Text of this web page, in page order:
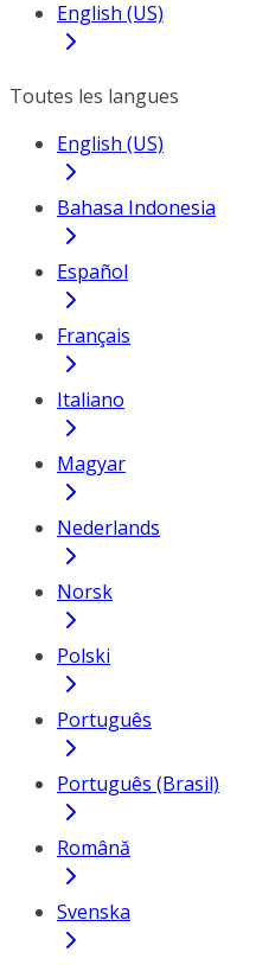
English (US)
Toutes les langues
English (US)
Bahasa Indonesia
Español
Français
Italiano
Magyar
Nederlands
Norsk
Polski
Português
Português (Brasil)
Română
Svenska